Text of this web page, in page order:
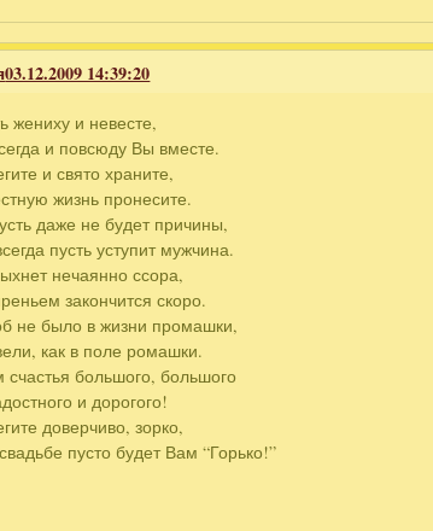
03.12.2009 14:39:20
жениху и невесте,
и повсюду Вы вместе.
и свято храните,
жизнь пронесите.
даже не будет причины,
пусть уступит мужчина.
нечаянно ссора,
закончится скоро.
не было в жизни промашки,
как в поле ромашки.
большого, большого
и дорогого!
доверчиво, зорко,
пусто будет Вам “Горько!”